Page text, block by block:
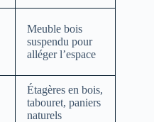
Meuble bois
suspendu pour
alléger l’espace
Étagères en bois,
tabouret, paniers
naturels